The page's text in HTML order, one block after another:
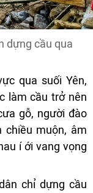
dựng cầu qua
qua suối Yên,
làm cầu trở nên
gỗ, người đào
chiều muộn, âm
í ới vang vọng
chỉ dựng cầu